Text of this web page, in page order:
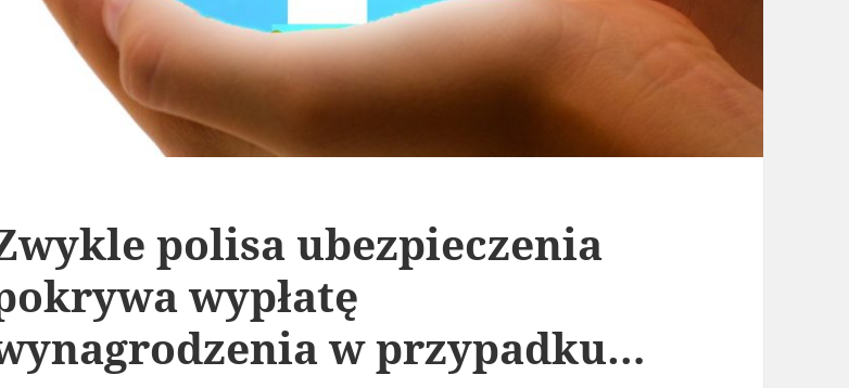
polisa ubezpieczenia
wypłatę
w przypadku…